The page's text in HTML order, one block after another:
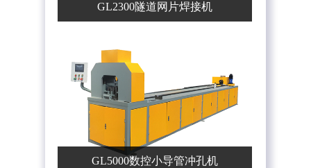
GL2300隧道网片焊接机
GL5000数控小导管冲孔机